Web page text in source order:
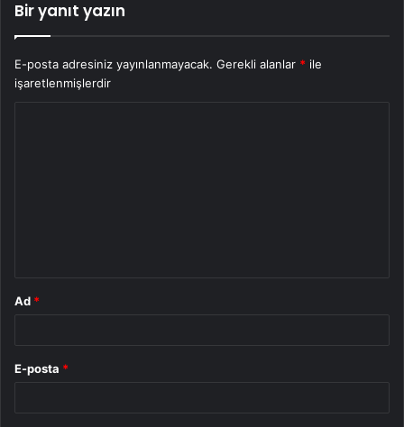
Bir yanıt yazın
E-posta adresiniz yayınlanmayacak. Gerekli alanlar * ile
işaretlenmişlerdir
Ad *
E-posta *